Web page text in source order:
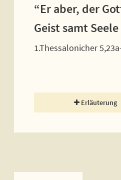
“Er aber, der
Geist samt
1.Thessalonicher
Erläuterung